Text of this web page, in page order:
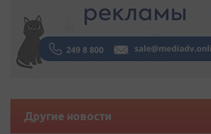
Другие новости